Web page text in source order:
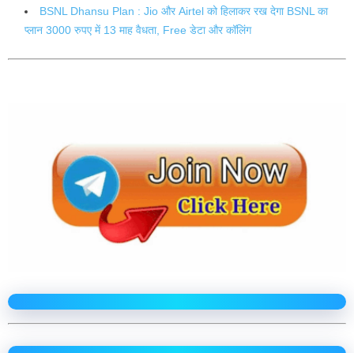
BSNL Dhansu Plan : Jio और Airtel को हिलाकर रख देगा BSNL का
प्लान 3000 रुपए में 13 माह वैधता, Free डेटा और कॉलिंग